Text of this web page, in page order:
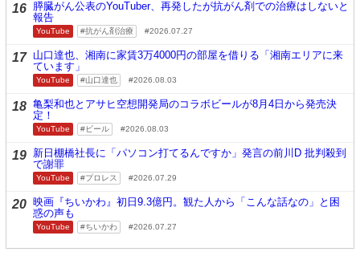
16 膵臓がん公表のYouTuber、再発したが抗がん剤での治療はしないと
報告
YouTube 抗がん剤治療 2026.07.27
17 山口達也、湘南に家賃3万4000円の部屋を借りる「湘南エリアに来
ています」
YouTube 山口達也 2026.08.03
18 亀梨和也とアサヒ空想開発局のコラボビールが8月4日から発売決
定！
YouTube ビール 2026.08.03
19 新日棚橋社長に「パソコン打てるんですか」発言の前川D 批判殺到
で謝罪
YouTube プロレス 2026.07.29
20 映画『ちいかわ』初日9.3億円。観た人から「こんな話なの」と困
惑の声も
YouTube ちいかわ 2026.07.27